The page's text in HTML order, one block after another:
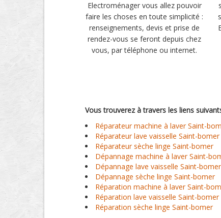
Electroménager vous allez pouvoir
faire les choses en toute simplicité :
renseignements, devis et prise de
rendez-vous se feront depuis chez
vous, par téléphone ou internet.
Vous trouverez à travers les liens
Réparateur machine à laver Saint-
Réparateur lave vaisselle Saint-bomer
Réparateur sèche linge Saint-bomer
Dépannage machine à laver Saint-
Dépannage lave vaisselle Saint-bomer
Dépannage sèche linge Saint-bomer
Réparation machine à laver Saint-
Réparation lave vaisselle Saint-bomer
Réparation sèche linge Saint-bomer